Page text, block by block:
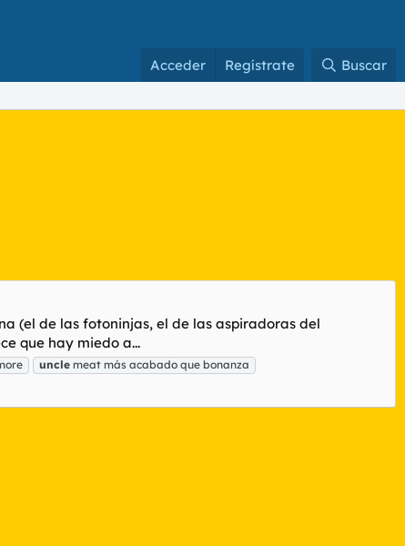
Acceder Regístrate Buscar
(el de las fotoninjas, el de las aspiradoras del
que hay miedo a...
uncle meat más acabado que bonanza